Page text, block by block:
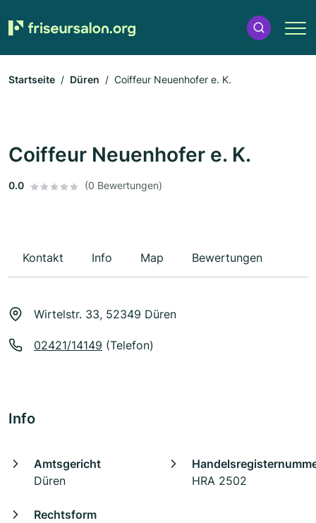
Startseite Düren Coiffeur Neuenhofer e. K.
Coiffeur Neuenhofer e. K.
0.0 (0 Bewertungen)
Kontakt Info Map Bewertungen
Wirtelstr. 33, 52349 Düren
02421/14149 (Telefon)
Info
Amtsgericht
Düren
HRA 2502
Rechtsform